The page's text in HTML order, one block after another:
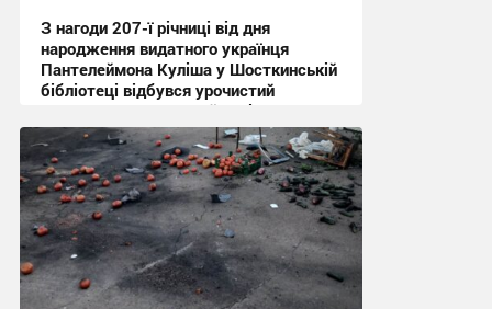
З нагоди 207-ї річниці від дня
народження видатного українця
Пантелеймона Куліша у Шосткинській
бібліотеці відбувся урочистий
культурно-мистецький захід + Фото
12:44, 7.08.2026